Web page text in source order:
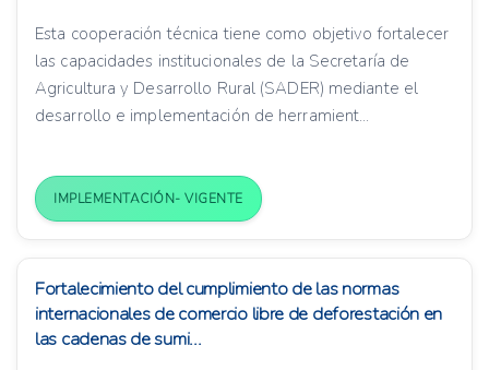
Esta cooperación técnica tiene como objetivo fortalecer
las capacidades institucionales de la Secretaría de
Agricultura y Desarrollo Rural (SADER) mediante el
desarrollo e implementación de herramient...
IMPLEMENTACIÓN- VIGENTE
Fortalecimiento del cumplimiento de las normas
internacionales de comercio libre de deforestación en
las cadenas de sumi...